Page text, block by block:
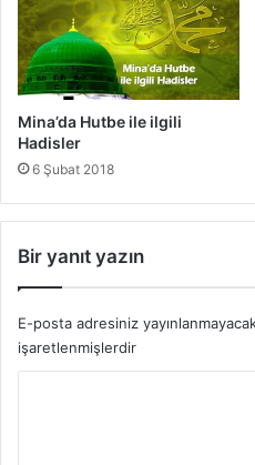
b
ı
Mina’da Hutbe ile ilgili
Hadisler
6 Şubat 2018
Bir yanıt yazın
E-posta adresiniz
işaretlenmişlerdir